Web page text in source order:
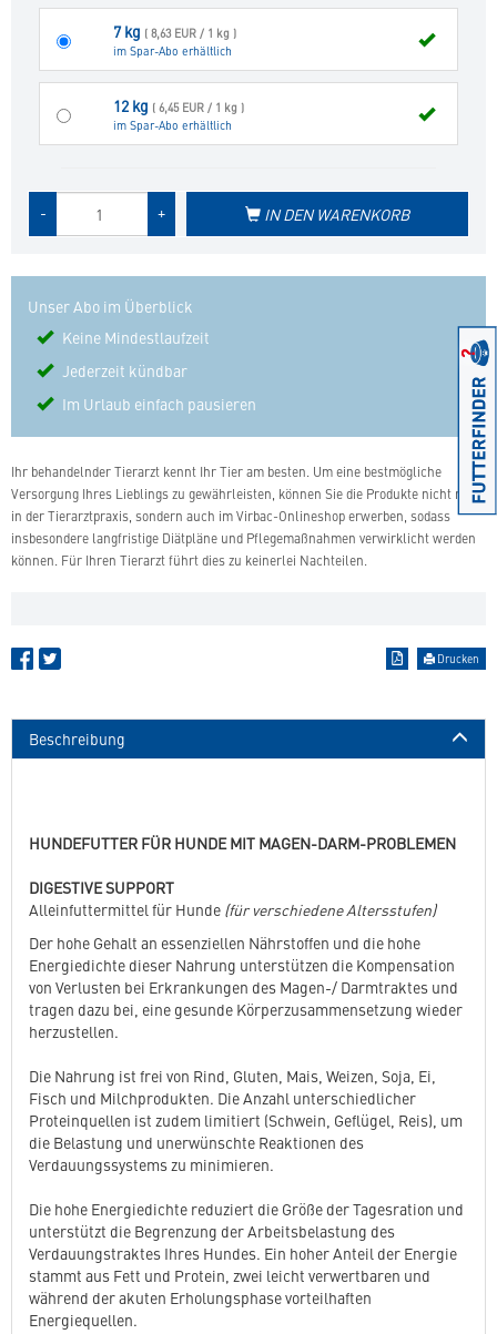
7 kg ( 8,63 EUR / 1 kg )
im Spar-Abo erhältlich
12 kg ( 6,45 EUR / 1 kg )
im Spar-Abo erhältlich
+
- IN DEN WARENKORB
Unser Abo im Überblick
Keine Mindestlaufzeit
Jederzeit kündbar
Im Urlaub einfach pausieren
Ihr behandelnder Tierarzt kennt Ihr Tier am besten. Um eine bestmögliche
Versorgung Ihres Lieblings zu gewährleisten, können Sie die Produkte nicht nur
in der Tierarztpraxis, sondern auch im Virbac-Onlineshop erwerben, sodass
insbesondere langfristige Diätpläne und Pflegemaßnahmen verwirklicht werden
können. Für Ihren Tierarzt führt dies zu keinerlei Nachteilen.
Drucken
Beschreibung
HUNDEFUTTER FÜR HUNDE MIT MAGEN-DARM-PROBLEMEN
DIGESTIVE SUPPORT
Alleinfuttermittel für Hunde (für verschiedene Altersstufen)
Der hohe Gehalt an essenziellen Nährstoffen und die hohe
Energiedichte dieser Nahrung unterstützen die Kompensation
von Verlusten bei Erkrankungen des Magen-/ Darmtraktes und
tragen dazu bei, eine gesunde Körperzusammensetzung wieder
herzustellen.
Die Nahrung ist frei von Rind, Gluten, Mais, Weizen, Soja, Ei,
Fisch und Milchprodukten. Die Anzahl unterschiedlicher
Proteinquellen ist zudem limitiert (Schwein, Geflügel, Reis), um
die Belastung und unerwünschte Reaktionen des
Verdauungssystems zu minimieren.
Die hohe Energiedichte reduziert die Größe der Tagesration und
unterstützt die Begrenzung der Arbeitsbelastung des
Verdauungstraktes Ihres Hundes. Ein hoher Anteil der Energie
stammt aus Fett und Protein, zwei leicht verwertbaren und
während der akuten Erholungsphase vorteilhaften
Energiequellen.